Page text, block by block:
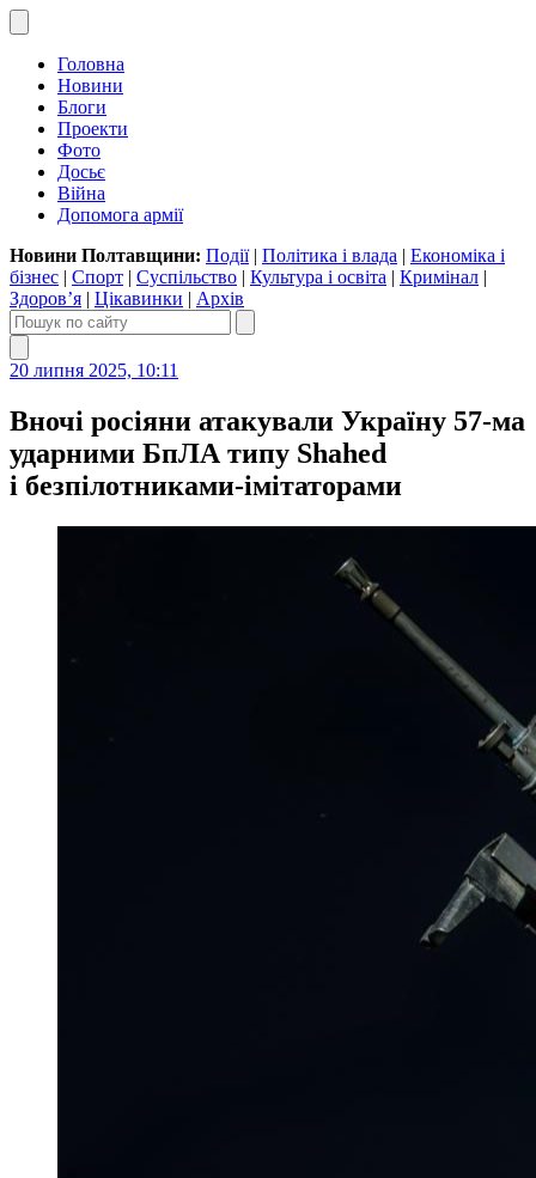
Головна
Новини
Блоги
Проекти
Фото
Досьє
Війна
Допомога армії
Новини Полтавщини: Події| Політика і влада | Економіка і
бізнес | Спорт | Суспільство | Культура і освіта | Кримінал |
Здоров’я | Цікавинки | Архів
20 липня 2025, 10:11
Вночі росіяни атакували Україну 57-ма
ударними БпЛА типу Shahed
і безпілотниками-імітаторами